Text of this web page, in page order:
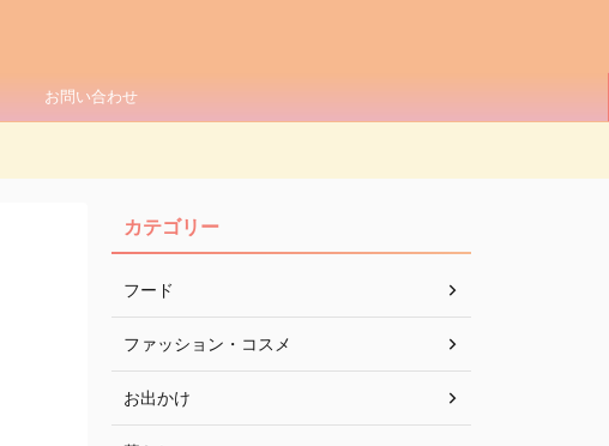
お問い合わせ
カテゴリー
フード
ファッション・コスメ
お出かけ